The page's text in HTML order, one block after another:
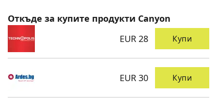
Откъде за купите продукти Canyon
EUR 28
Купи
EUR 30 Купи